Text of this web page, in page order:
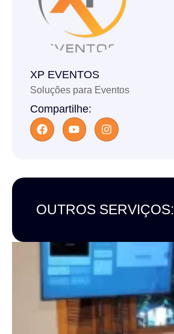
XP EVENTOS
Soluções para Eventos
Compartilhe:
OUTROS SERVIÇOS: